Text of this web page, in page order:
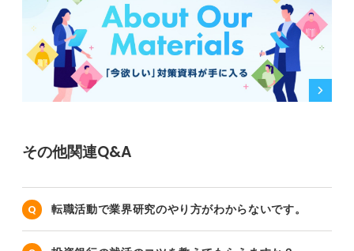
その他関連Q&A
転職活動で業界研究のやり方がわからないです。